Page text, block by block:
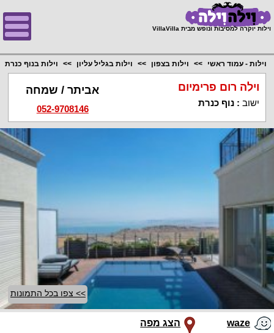
וילות יוקרה למסיבות ונופש מבית VillaVilla
וילות - עמוד ראשי וילות בצפון וילות בגליל עליון וילות בנוף כנרת
וילה רום פרימיום
ישוב :נוף כנרת
אביתר / שמחה
052-9708146
>> צפו בכל התמונות
waze הצג מפה